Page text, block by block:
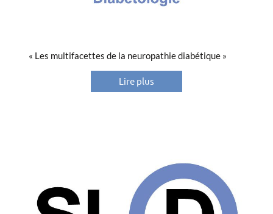
« Les multifacettes de la neuropathie diabétique »
Lire plus